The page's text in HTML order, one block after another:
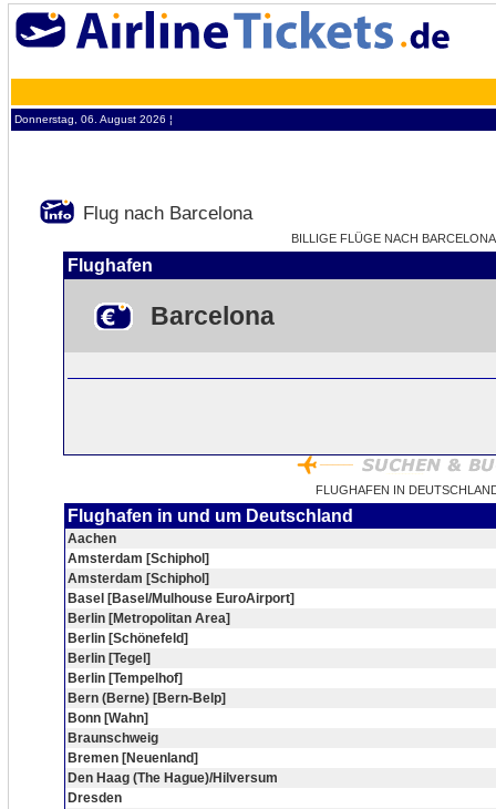
Donnerstag, 06. August 2026 ¦
Flug nach Barcelona
BILLIGE FLÜGE NACH
Flughafen
Barcelona
FLUGHAFEN IN
Flughafen in und um Deutschland
Aachen
Amsterdam [Schiphol]
Amsterdam [Schiphol]
Basel [Basel/Mulhouse EuroAirport]
Berlin [Metropolitan Area]
Berlin [Schönefeld]
Berlin [Tegel]
Berlin [Tempelhof]
Bern (Berne) [Bern-Belp]
Bonn [Wahn]
Braunschweig
Bremen [Neuenland]
Den Haag (The Hague)/Hilversum
Dresden